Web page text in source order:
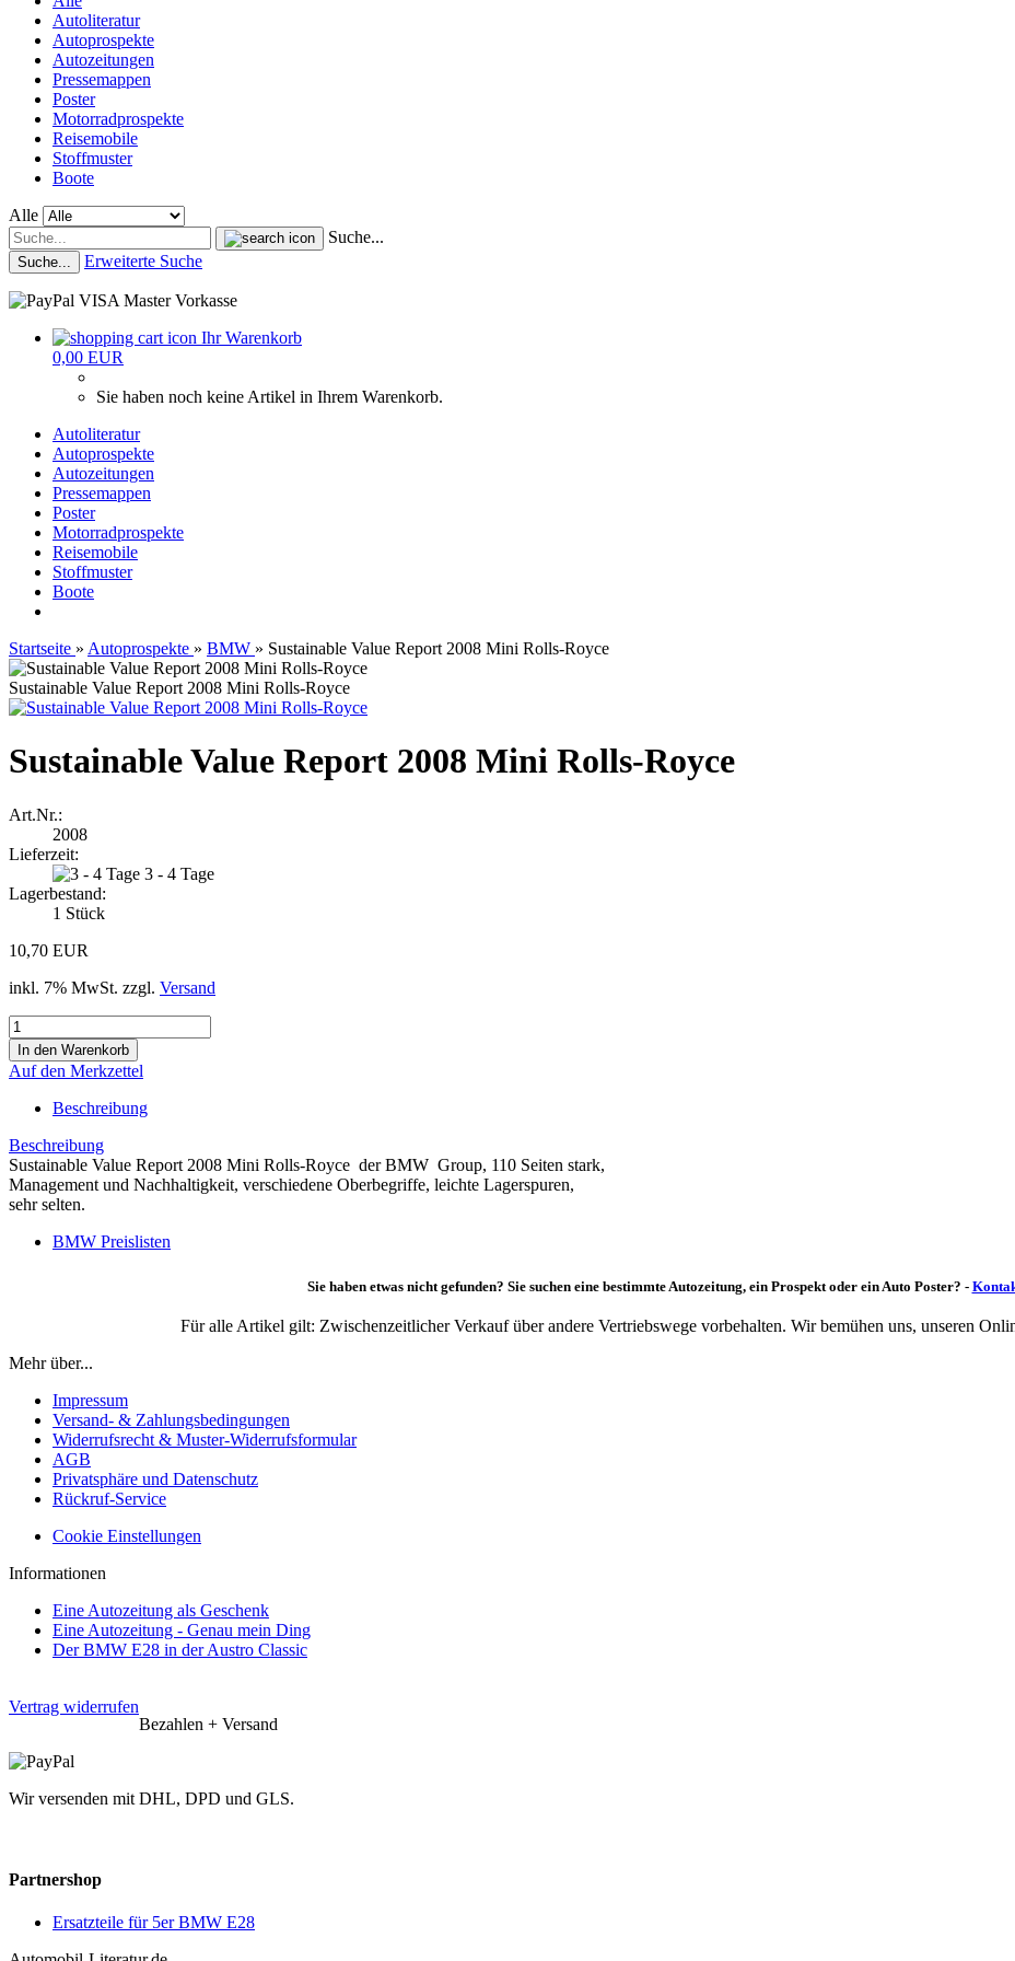
Autoliteratur
Autoprospekte
Autozeitungen
Pressemappen
Poster
Motorradprospekte
Reisemobile
Stoffmuster
Boote
Alle
Suche...
Suche... Erweiterte Suche
Ihr Warenkorb
0,00 EUR
Sie haben noch keine Artikel in Ihrem Warenkorb.
Autoliteratur
Autoprospekte
Autozeitungen
Pressemappen
Poster
Motorradprospekte
Reisemobile
Stoffmuster
Boote
Startseite » Autoprospekte » BMW » Sustainable Value Report 2008 Mini Rolls-Royce
Sustainable Value Report 2008 Mini Rolls-Royce
Sustainable Value Report 2008 Mini Rolls-Royce
Art.Nr.:
2008
Lieferzeit:
3 - 4 Tage
Lagerbestand:
1 Stück
10,70 EUR
inkl. 7% MwSt. zzgl. Versand
Auf den Merkzettel
Beschreibung
Beschreibung
Sustainable Value Report 2008 Mini Rolls-Royce der BMW Group, 110 Seiten stark,
Management und Nachhaltigkeit, verschiedene Oberbegriffe, leichte Lagerspuren,
sehr selten.
BMW Preislisten
Sie haben etwas nicht gefunden? Sie suchen eine bestimmte Autozeitung, ein Prospekt oder ein Auto Poster? -
Für alle Artikel gilt: Zwischenzeitlicher Verkauf über andere Vertriebswege vorbehalten. Wir bemühen uns, unseren
Mehr über...
Impressum
Versand- & Zahlungsbedingungen
Widerrufsrecht & Muster-Widerrufsformular
AGB
Privatsphäre und Datenschutz
Rückruf-Service
Cookie Einstellungen
Informationen
Eine Autozeitung als Geschenk
Eine Autozeitung - Genau mein Ding
Der BMW E28 in der Austro Classic
Vertrag widerrufen
Bezahlen + Versand
Wir versenden mit DHL, DPD und GLS.
Partnershop
Ersatzteile für 5er BMW E28